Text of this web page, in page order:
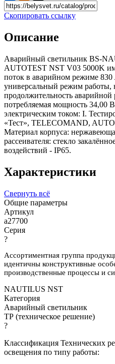
Скопировать ссылку
Описание
Аварийный светильник BS-
AUTOTEST NST V03 5000K
поток в аварийном режиме
универсальный режим работы,
продолжительность
потребляемая мощность 34,00
электрическим током: I.
«Тест», TELECOMAND,
Материал корпуса:
рассеивателя: стекло
воздействий - IP65.
Характеристики
Свернуть всё
Общие параметры
Артикул
a27700
Серия
?
Ассортиментная группа
идентичны конструктивные
производственные процессы и
NAUTILUS NST
Категория
Аварийный светильник
ТР (техническое решение)
?
Классификация Технических
освещения по типу работы: